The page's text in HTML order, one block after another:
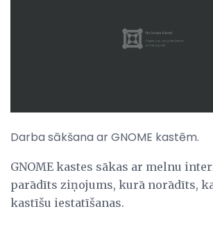
Darba sākšana ar GNOME kastēm.
GNOME kastes sākas ar melnu
parādīts ziņojums, kurā norādīts,
kastīšu iestatīšanas.